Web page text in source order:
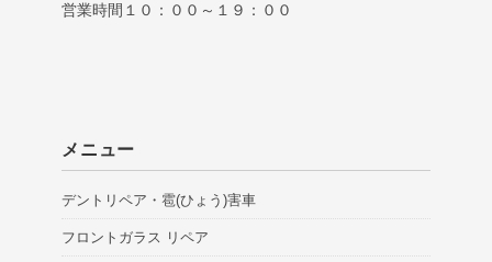
営業時間１０：００～１９：００
メニュー
デントリペア・雹(ひょう)害車
フロントガラス リペア